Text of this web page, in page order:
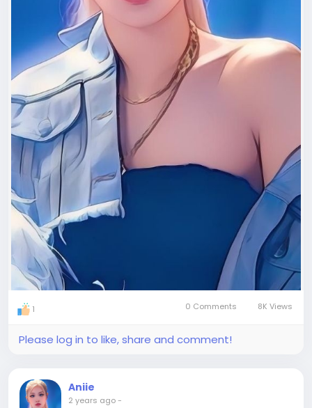
1 0 Comments 8K Views
Please log in to like, share and comment!
Aniie
2 years ago-